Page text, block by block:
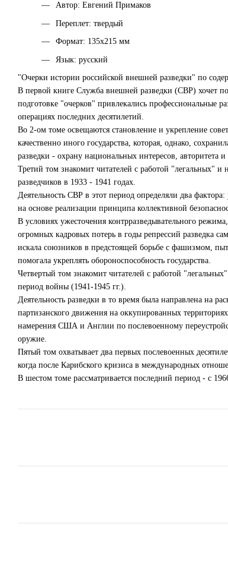
Автор: Евгений Примаков
Переплет: твердый
Формат: 135х215 мм
Язык: русский
"Очерки истории российской внешней разведки" по
В первой книге Служба внешней разведки (СВР) хочет
подготовке "очерков" привлекались профессиональные
операциях последних десятилетий.
Во 2-ом томе освещаются становление и укрепление
качественно иного государства, которая, однако,
разведки - охрану национальных интересов, авторитета и
Третий том знакомит читателей с работой "легальных"
разведчиков в 1933 - 1941 годах.
Деятельность СВР в этот период определяли два
на основе реализации принципа коллективной
В условиях ужесточения контрразведывательного
огромных кадровых потерь в годы репрессий разведка
искала союзников в предстоящей борьбе с фашизмом,
помогала укреплять обороноспособность государства.
Четвертый том знакомит читателей с работой
период войны (1941-1945 гг.).
Деятельность разведки в то время была направлена на
партизанского движения на оккупированных
намерения США и Англии по послевоенному
оружие.
Пятый том охватывает два первых послевоенных
когда после Карибского кризиса в международных
В шестом томе рассматривается последний период - с